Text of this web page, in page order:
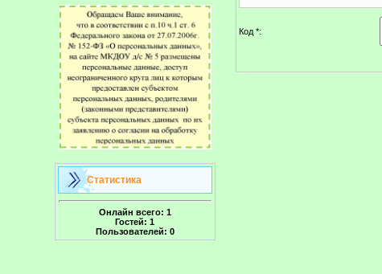
Статистика
Онлайн всего: 1
Гостей: 1
Пользователей: 0
Код *: